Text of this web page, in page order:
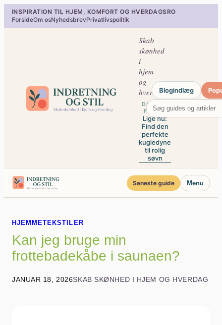
Spring
INSPIRATION TIL HJEM, KOMFORT OG HVERDAGSRO
ForsideOm osNyhedsbrevPrivatlivspolitik
Skab
skønhed
i
hjem
og
hverdag
DAGENS
FOKUS
Lige nu:
Find den
perfekte
kugledyne
til rolig
søvn
Blogindlæg
Seneste guide Menu
HJEMMETEKSTILER
Kan jeg bruge min
frottebadekåbe i saunaen?
JANUAR 18, 2026SKAB SKØNHED I HJEM OG HVERDAG